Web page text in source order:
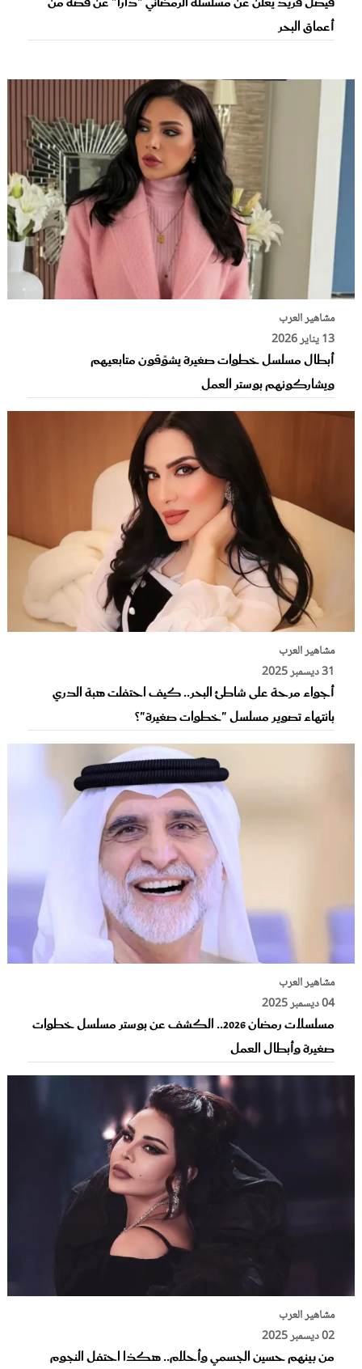
أعماق البحر
مشاهير العرب
13 يناير 2026
أبطال مسلسل خطوات صغيرة يشوِّقون متابعيهم
ويشاركونهم بوستر العمل
مشاهير العرب
31 ديسمبر 2025
أجواء مرحة على شاطئ البحر.. كيف احتفلت هبة الدري
بانتهاء تصوير مسلسل "خطوات صغيرة"؟
مشاهير العرب
04 ديسمبر 2025
مسلسلات رمضان 2026.. الكشف عن بوستر مسلسل خطوات
صغيرة وأبطال العمل
مشاهير العرب
02 ديسمبر 2025
من بينهم حسين الجسمي وأحلام.. هكذا احتفل النجوم